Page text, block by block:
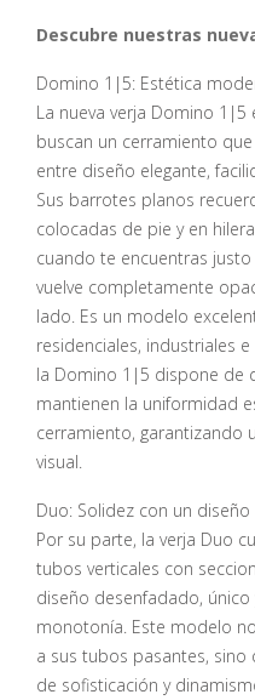
Descubre nuestras
Domino 1|5: Estética
La nueva verja Domino
buscan un cerramiento
entre diseño elegante,
Sus barrotes planos
colocadas de pie y en
cuando te encuentras
vuelve completamente
lado. Es un modelo
residenciales, industriales
la Domino 1|5 dispone de
mantienen la uniformidad
cerramiento, garantizando
visual.
Duo: Solidez con un diseño
Por su parte, la verja Duo
tubos verticales con
diseño desenfadado,
monotonía. Este modelo
a sus tubos pasantes,
de sofisticación y